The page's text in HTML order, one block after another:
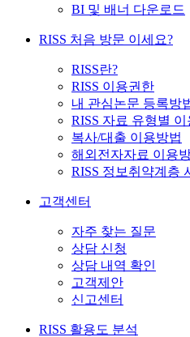
BI 및 배너 다운로드
RISS 처음 방문 이세요?
RISS란?
RISS 이용권한
내 관심논문 등록방
RISS 자료 유형별 이
복사/대출 이용방법
해외전자자료 이용
RISS 정보취약계층
고객센터
자주 찾는 질문
상담 신청
상담 내역 확인
고객제안
신고센터
RISS 활용도 분석